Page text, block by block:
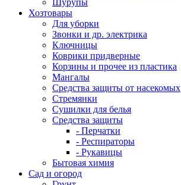
Шурупы
Хозтовары
Для уборки
Звонки и др. электрика
Ключницы
Коврики придверные
Корзины и прочее из пластика
Мангалы
Средства защиты от насекомых
Стремянки
Сушилки для белья
Средства защиты
- Перчатки
- Респираторы
- Рукавицы
Бытовая химия
Сад и огород